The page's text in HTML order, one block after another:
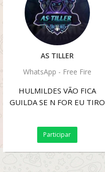
AS TILLER
WhatsApp - Free Fire
HULMILDES VÃO FICA
GUILDA SE N FOR EU TIRO
Participar